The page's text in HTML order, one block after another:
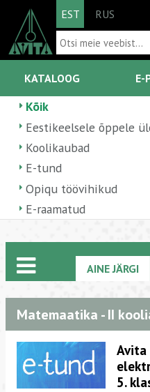
EST RUS
KATALOOG E-
Kõik
Eestikeelsele õppele
Koolikaubad
E-tund
Opiqu töövihikud
E-raamatud
AINE JÄRGI
Matemaatika - II
Avita
5.